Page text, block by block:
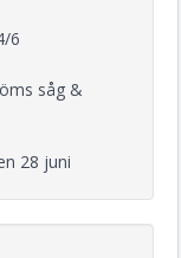
6
såg &
28 juni